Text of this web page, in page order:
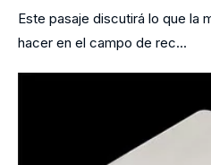
Este pasaje discutirá lo que la
hacer en el campo de rec...